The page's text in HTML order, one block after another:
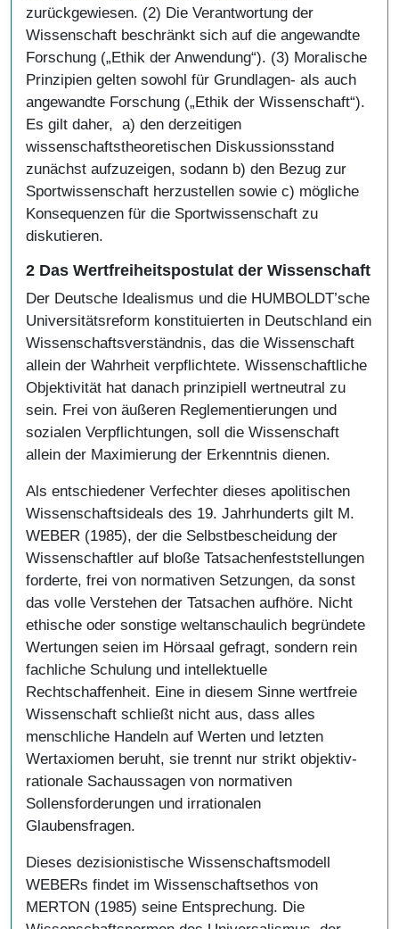
zurückgewiesen. (2) Die Verantwortung der
Wissenschaft beschränkt sich auf die angewandte
Forschung („Ethik der Anwendung“). (3) Moralische
Prinzipien gelten sowohl für Grundlagen- als auch
angewandte Forschung („Ethik der Wissenschaft“).
Es gilt daher, a) den derzeitigen
wissenschaftstheoretischen Diskussionsstand
zunächst aufzuzeigen, sodann b) den Bezug zur
Sportwissenschaft herzustellen sowie c) mögliche
Konsequenzen für die Sportwissenschaft zu
diskutieren.
2 Das Wertfreiheitspostulat der Wissenschaft
Der Deutsche Idealismus und die HUMBOLDT’sche
Universitätsreform konstituierten in Deutschland ein
Wissenschaftsverständnis, das die Wissenschaft
allein der Wahrheit verpflichtete. Wissenschaftliche
Objektivität hat danach prinzipiell wertneutral zu
sein. Frei von äußeren Reglementierungen und
sozialen Verpflichtungen, soll die Wissenschaft
allein der Maximierung der Erkenntnis dienen.
Als entschiedener Verfechter dieses apolitischen
Wissenschaftsideals des 19. Jahrhunderts gilt M.
WEBER (1985), der die Selbstbescheidung der
Wissenschaftler auf bloße Tatsachenfeststellungen
forderte, frei von normativen Setzungen, da sonst
das volle Verstehen der Tatsachen aufhöre. Nicht
ethische oder sonstige weltanschaulich begründete
Wertungen seien im Hörsaal gefragt, sondern rein
fachliche Schulung und intellektuelle
Rechtschaffenheit. Eine in diesem Sinne wertfreie
Wissenschaft schließt nicht aus, dass alles
menschliche Handeln auf Werten und letzten
Wertaxiomen beruht, sie trennt nur strikt objektiv-
rationale Sachaussagen von normativen
Sollensforderungen und irrationalen
Glaubensfragen.
Dieses dezisionistische Wissenschaftsmodell
WEBERs findet im Wissenschaftsethos von
MERTON (1985) seine Entsprechung. Die